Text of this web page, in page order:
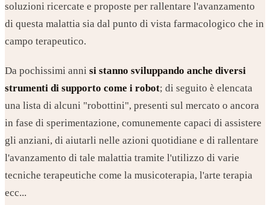
soluzioni ricercate e proposte per rallentare l'avanzamento
di questa malattia sia dal punto di vista farmacologico che in
campo terapeutico.
Da pochissimi anni si stanno sviluppando anche diversi
strumenti di supporto come i robot; di seguito è elencata
una lista di alcuni "robottini", presenti sul mercato o ancora
in fase di sperimentazione, comunemente capaci di assistere
gli anziani, di aiutarli nelle azioni quotidiane e di rallentare
l'avanzamento di tale malattia tramite l'utilizzo di varie
tecniche terapeutiche come la musicoterapia, l'arte terapia
ecc...